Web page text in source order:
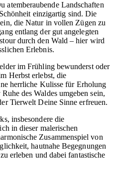
atemberaubende Landschaften
einzigartig sind. Die
die Natur in vollen Zügen zu
entlang der gut angelegten
durch den Wald – hier wird
Erlebnis.
im Frühling bewunderst oder
Herbst erlebst, die
herrliche Kulisse für Erholung
des Waldes umgeben sein,
Tierwelt Deine Sinne erfreuen.
insbesondere die
in dieser malerischen
Zusammenspiel von
hautnahe Begegnungen
erleben und dabei fantastische